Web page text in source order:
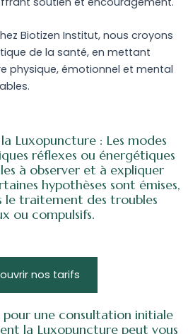
Biotizen Institut, nous croyons
de la santé, en mettant
physique, émotionnel et mental
Luxopuncture : Les modes
réflexes ou énergétiques
à observer et à expliquer
hypothèses sont émises,
le traitement des troubles
ou compulsifs.
nos tarifs
pour une consultation initiale
la Luxopuncture peut vous